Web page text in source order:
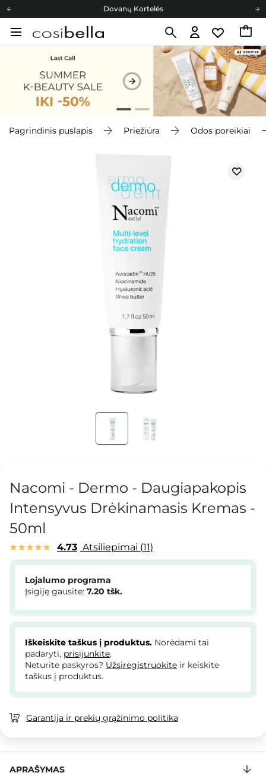
Dovanų Kortelės
Cosibella lojalumo programa
Dovanų Kortelės
Pagrindinis puslapis Priežiūra Odos poreikiai
Nacomi - Dermo - Daugiapakopis
Intensyvus Drėkinamasis Kremas -
50ml
4.73 Atsiliepimai 11
Lojalumo programa
Įsigiję gausite: 7.20 tšk.
Iškeiskite taškus į produktus. Norėdami tai
padaryti, prisijunkite.
Neturite paskyros? Užsiregistruokite ir keiskite
taškus į produktus.
Garantija ir prekių grąžinimo politika
APRAŠYMAS